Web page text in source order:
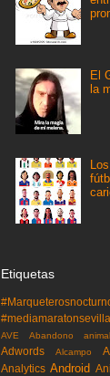
El
la
Etiquetas
#mediamaratonsevilla
AVE
Abandono animal
Adwords Alcampo
Analytics Android